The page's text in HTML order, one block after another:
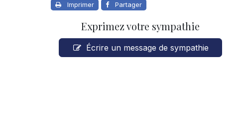
Imprimer Partager
Exprimez votre sympathie
Écrire un message de sympathie